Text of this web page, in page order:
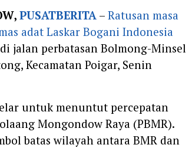
PUSATBERITA – Ratusan masa
adat Laskar Bogani Indonesia
jalan perbatasan Bolmong-Minsel
Kecamatan Poigar, Senin
untuk menuntut percepatan
Mongondow Raya (PBMR).
batas wilayah antara BMR dan